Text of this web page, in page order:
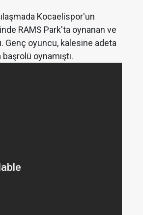
Kocaelispor'un
RAMS Park'ta oynanan ve
Genç oyuncu, kalesine adeta
oynamıştı.